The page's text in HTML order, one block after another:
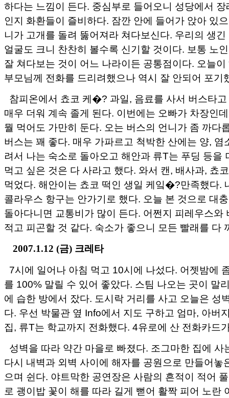
하다는 느낌이 든다. 중심부로 들어오니 성당에서
인지 화환들이 즐비하다. 잠깐 안에 들어가 앉아 있
니가 고개를 돌려 뚫어져라 쳐다보신다. 우리의 생
얼굴도 크니 찬찬히 볼수록 신기할 것이다. 보통 노
잘 쳐다보는 것이 어느 나라이든 공통점이다. 오늘
부모님께 전화를 드리려했으나 역시 잘 안되어 포기
참피온에서 쵸코 케�? 과일, 음료를 사서 버스타
매우 더워 계속 졸게 된다. 이번에는 오빠가 차장인
뭘 먹어도 가만히 둔다. 오는 버스의 언니가 좀 까다
버스는 꽤 좋다. 매우 가파르고 척박한 산에는 양, 염
려서 나는 숙소로 돌아오고 해안과 류T는 푸딩 등을
먹고 싶은 것은 다 사라고 했다. 와서 캔, 배사과, 쵸
먹었다. 해안이는 쵸코 떡인 생일 케잌�?만족했다.
콜라우스 항구는 안가기로 했다. 오늘 본 것으로 대
돌아다니면 교통비가 많이 든다. 어쩐지 피레우스와
적고 피곤할 것 같다. 숙소가 좋으니 모든 빨래를 다
2007.1.12 (금) 크레타
7시에 일어나 아침 먹고 10시에 나섰다. 어젯밤에
를 100% 말릴 수 있어 좋았다. 스팀 나오는 곳이 말
에 습한 방에서 잤다. 도시락 거리를 사고 오늘은 성
다. 우선 박물관 옆 Info에서 지도 구하고 엄마, 아버
집, 류T는 학교까지 전화했다. 4유로에 산 전화카드
성벽을 따라 약간 마을로 빠졌다. 조그마한 집에 사
다시 내벽과 외벽 사이에 해자를 공원으로 만들어놓
으며 쉰다. 야트막한 공연장은 사람의 흔적이 적어
로 괭이밥 꽃이 해를 따라 길게 뻗어 활짝 피어 노란